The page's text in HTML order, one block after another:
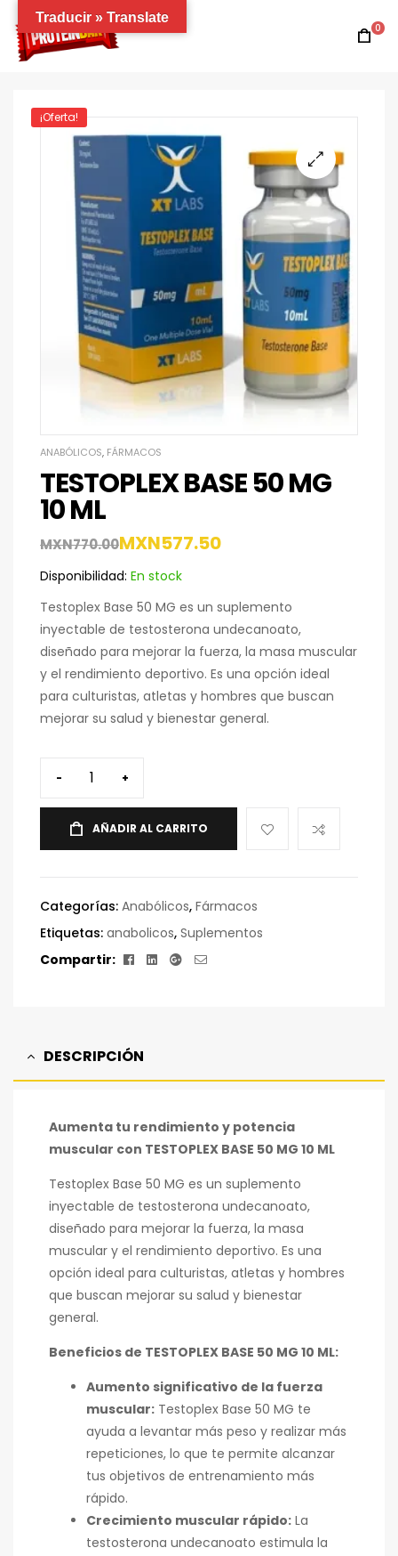
0
¡Oferta!
ANABÓLICOS, FÁRMACOS
TESTOPLEX BASE 50 MG
10 ML
MXN770.00MXN577.50
Disponibilidad: En stock
Testoplex Base 50 MG es un suplemento
inyectable de testosterona undecanoato,
diseñado para mejorar la fuerza, la masa muscular
y el rendimiento deportivo. Es una opción ideal
para culturistas, atletas y hombres que buscan
mejorar su salud y bienestar general.
- +
AÑADIR AL CARRITO
Categorías: Anabólicos, Fármacos
Etiquetas: anabolicos, Suplementos
Compartir:
Facebook
LinkedinGoogle+
Correo
DESCRIPCIÓN
Aumenta tu rendimiento y potencia
muscular con TESTOPLEX BASE 50 MG 10 ML
Testoplex Base 50 MG es un suplemento
inyectable de testosterona undecanoato,
diseñado para mejorar la fuerza, la masa
muscular y el rendimiento deportivo. Es una
opción ideal para culturistas, atletas y hombres
que buscan mejorar su salud y bienestar
general.
Beneficios de TESTOPLEX BASE 50 MG 10 ML:
Aumento significativo de la fuerza
muscular: Testoplex Base 50 MG te
ayuda a levantar más peso y realizar más
repeticiones, lo que te permite alcanzar
tus objetivos de entrenamiento más
rápido.
Crecimiento muscular rápido: La
testosterona undecanoato estimula la
Traducir » Translate